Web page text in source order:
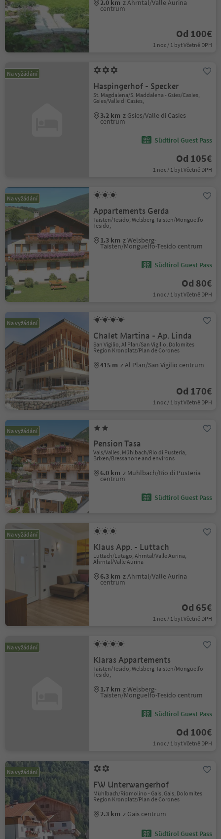
2.0 km z Ahrntal/Valle Aurina
centrum
Od 100€
1 noc / 1 byt Včetně DPH
Na vyžádání
Haspingerhof - Specker
St. Magdalena/S. Maddalena - Gsies/Casies,
Gsies/Valle di Casies,
3.2 km z Gsies/Valle di Casies
centrum
Südtirol Guest Pass
Od 105€
1 noc / 1 byt Včetně DPH
Na vyžádání
Appartements Gerda
Taisten/Tesido, Welsberg-Taisten/Monguelfo-
Tesido,
1.3 km z Welsberg-
Taisten/Monguelfo-Tesido centrum
Südtirol Guest Pass
Od 80€
1 noc / 1 byt Včetně DPH
Na vyžádání
Chalet Martina - Ap. Linda
San Vigilio, Al Plan/San Vigilio, Dolomites
Region Kronplatz/Plan de Corones
415 m z Al Plan/San Vigilio centrum
Od 170€
1 noc / 1 byt Včetně DPH
Na vyžádání
Pension Tasa
Vals/Valles, Mühlbach/Rio di Pusteria,
Brixen/Bressanone and environs
6.0 km z Mühlbach/Rio di Pusteria
centrum
Südtirol Guest Pass
Na vyžádání
Klaus App. - Luttach
Luttach/Lutago, Ahrntal/Valle Aurina,
Ahrntal/Valle Aurina
6.3 km z Ahrntal/Valle Aurina
centrum
Od 65€
1 noc / 1 byt Včetně DPH
Na vyžádání
Klaras Appartements
Taisten/Tesido, Welsberg-Taisten/Monguelfo-
Tesido,
1.7 km z Welsberg-
Taisten/Monguelfo-Tesido centrum
Südtirol Guest Pass
Od 100€
1 noc / 1 byt Včetně DPH
Na vyžádání
FW Unterwangerhof
Mühlbach/Riomolino - Gais, Gais, Dolomites
Region Kronplatz/Plan de Corones
2.3 km z Gais centrum
Südtirol Guest Pass